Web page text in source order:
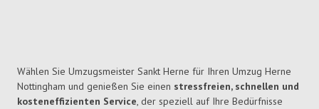
Wählen Sie Umzugsmeister Sankt Herne für Ihren Umzug Herne
Nottingham und genießen Sie einen stressfreien, schnellen und
kosteneffizienten Service, der speziell auf Ihre Bedürfnisse